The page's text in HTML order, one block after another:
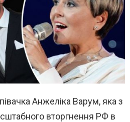
Анжеліка Варум, яка з
вторгнення РФ в